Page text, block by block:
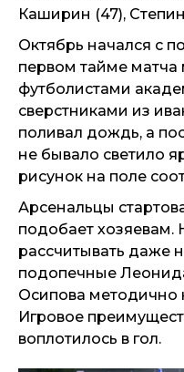
Каширин (47),
Октябрь начался с
первом тайме
футболистами
сверстниками из
поливал дождь, а
не бывало светило
рисунок на поле
Арсенальцы
подобает хозяевам.
рассчитывать даже
подопечные
Осипова методично
Игровое
воплотилось в гол.